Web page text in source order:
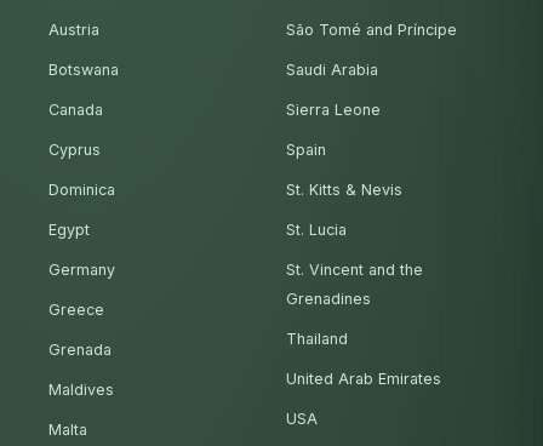
Austria
Botswana
Canada
Cyprus
Dominica
Egypt
Germany
Greece
Grenada
Maldives
Malta
São Tomé and Príncipe
Saudi Arabia
Sierra Leone
Spain
St. Kitts & Nevis
St. Lucia
St. Vincent and the
Grenadines
Thailand
United Arab Emirates
USA